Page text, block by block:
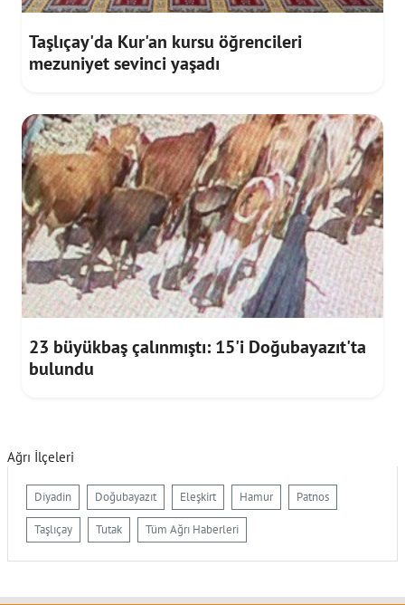
Taşlıçay'da Kur'an kursu öğrencileri
mezuniyet sevinci yaşadı
23 büyükbaş çalınmıştı: 15'i Doğubayazıt'ta
bulundu
Ağrı İlçeleri
Diyadin Doğubayazıt Eleşkirt Hamur Patnos
Taşlıçay Tutak Tüm Ağrı Haberleri